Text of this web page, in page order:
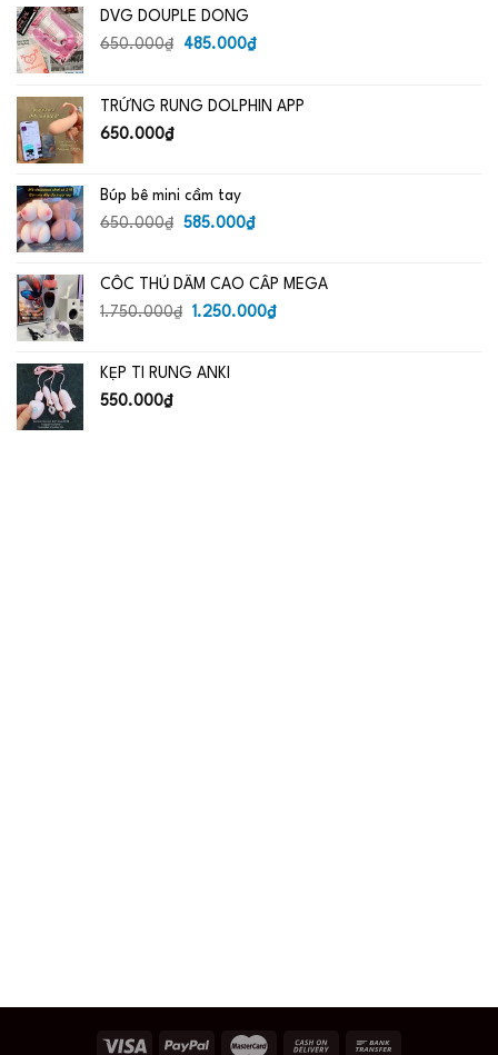
DVG DOUPLE DONG
650.000₫
Giá
650.000₫.
485.000₫Giá
là:
TRỨNG RUNG DOLPHIN APP
650.000₫
Búp bê mini cầm tay
650.000₫
Giá
650.000₫.
585.000₫Giá
là:
585.000₫.
CỐC THỦ DÂM CAO CẤP MEGA
1.750.000₫
Giá
1.750.000₫.
1.250.000₫Giá
KẸP TI RUNG ANKI
550.000₫